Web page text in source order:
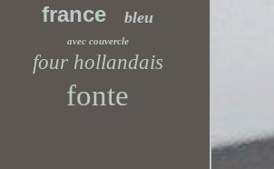
france bleu
avec couvercle
four hollandais
fonte